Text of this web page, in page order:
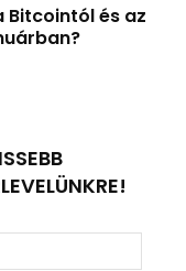
Bitcointól és az